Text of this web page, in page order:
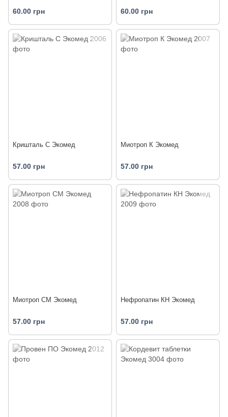
60.00 грн 60.00 грн
Кришталь С Экомед
57.00 грн
Миотроп К Экомед
57.00 грн
Миотроп СМ Экомед
57.00 грн
Нефропатин КН Экомед
57.00 грн